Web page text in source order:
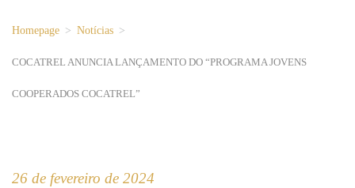
Homepage > Notícias >
COCATREL ANUNCIA LANÇAMENTO DO “PROGRAMA JOVENS
COOPERADOS COCATREL”
26 de fevereiro de 2024